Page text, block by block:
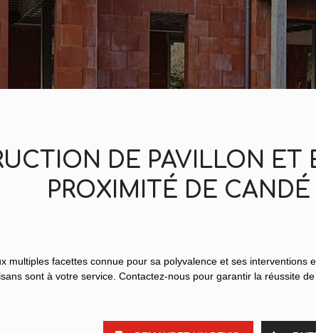
DE PAVILLON
PROXIMITÉ DE CANDÉ
multiples facettes connue pour sa polyvalence et ses
sont à votre service. Contactez-nous pour garantir la réussite